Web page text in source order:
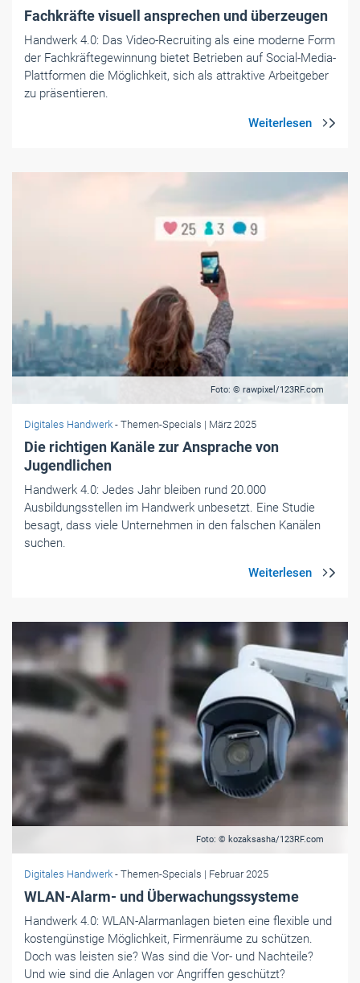
Fachkräfte visuell ansprechen und überzeugen
Handwerk 4.0: Das Video-Recruiting als eine moderne Form
der Fachkräftegewinnung bietet Betrieben auf Social-Media-
Plattformen die Möglichkeit, sich als attraktive Arbeitgeber
zu präsentieren.
Foto: © rawpixel/123RF.com
Digitales Handwerk - Themen-Specials | März 2025
Die richtigen Kanäle zur Ansprache von
Jugendlichen
Handwerk 4.0: Jedes Jahr bleiben rund 20.000
Ausbildungsstellen im Handwerk ­unbesetzt. Eine Studie
besagt, dass viele Unternehmen in den ­falschen Kanälen
suchen.
Foto: © kozaksasha/123RF.com
Digitales Handwerk - Themen-Specials | Februar 2025
WLAN-Alarm- und Überwachungssysteme
Handwerk 4.0: WLAN-Alarmanlagen bieten eine flexible und
kostengünstige Möglichkeit, Firmenräume zu schützen.
Doch was leisten sie? Was sind die Vor- und Nachteile?
Und wie sind die Anlagen vor Angriffen geschützt?